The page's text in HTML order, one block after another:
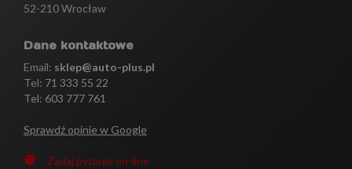
52-210 Wrocław
Dane kontaktowe
Email: sklep@auto-plus.pl
Tel: 71 333 55 22
Tel: 603 777 761
Sprawdź opinie w Google
Zadaj pytanie on-line